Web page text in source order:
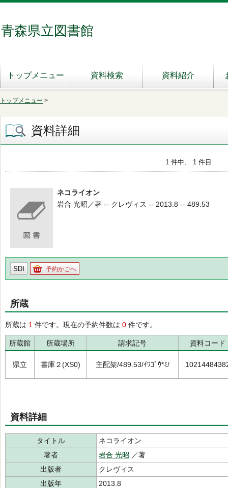
青森県立図書館
トップメニュー 資料検索 資料紹介
トップメニュー >
資料詳細
1 件中、 1 件目
ネコライオン
岩合 光昭／著 -- クレヴィス -- 2013.8 -- 489.53
SDI 予約かごへ
所蔵
所蔵は 1 件です。現在の予約件数は 0 件です。
所蔵館 所蔵場所 請求記号 資料コード
県立 書庫２(XS0) 主配架/489.53/ｲﾜｺﾞｳ*ﾐ/
資料詳細
タイトル
ネコライオン
著者
岩合 光昭 ／著
出版者
クレヴィス
出版年
2013.8